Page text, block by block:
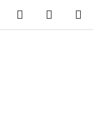
Hledat
košík